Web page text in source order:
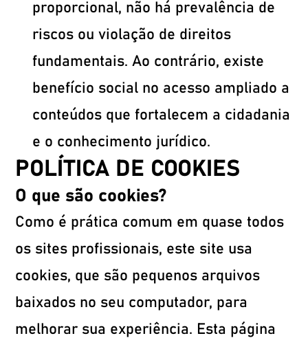
proporcional, não há prevalência de
riscos ou violação de direitos
fundamentais. Ao contrário, existe
benefício social no acesso ampliado a
conteúdos que fortalecem a cidadania
e o conhecimento jurídico.
POLÍTICA DE COOKIES
O que são cookies?
Como é prática comum em quase todos
os sites profissionais, este site usa
cookies, que são pequenos arquivos
baixados no seu computador, para
melhorar sua experiência. Esta página